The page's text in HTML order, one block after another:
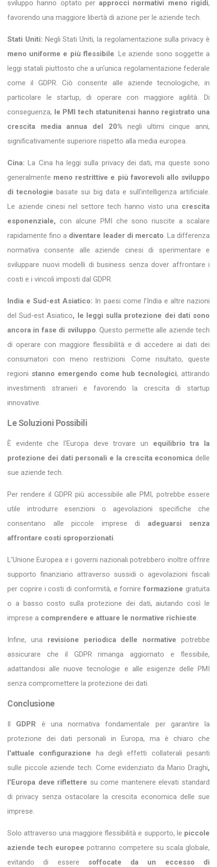
sviluppo hanno optato perapprocci normativi meno rigidi,
favorendo una maggiore libertà di azione per le aziende tech.
Stati Uniti: Negli Stati Uniti, la regolamentazione sulla privacy è
meno uniforme e più flessibile. Le aziende sono soggette a
leggi statali piuttosto che a un'unica regolamentazione federale
come il GDPR. Ciò consente alle aziende tecnologiche, in
particolare le startup, di operare con maggiore agilità. Di
conseguenza, le PMI tech statunitensi hanno registrato una
crescita media annua del 20% negli ultimi cinque anni,
significativamente superiore rispetto alla media europea.
Cina:La Cina ha leggi sulla privacy dei dati, ma queste sono
generalmente meno restrittive e più favorevoli allo sviluppo
di tecnologie basate sui big data e sull'intelligenza artificiale.
Le aziende cinesi nel settore tech hanno visto una crescita
esponenziale, con alcune PMI che sono riuscite a scalare
rapidamente fino a diventare leader di mercato. La differenza
normativa consente alle aziende cinesi di sperimentare e
sviluppare nuovi modelli di business senza dover affrontare i
costi e i vincoli imposti dal GDPR.
India e Sud-est Asiatico: In paesi come l’India e altre nazioni
del Sud-est Asiatico, le leggi sulla protezione dei dati sono
ancora in fase di sviluppo. Questo permette alle aziende tech
di operare con maggiore flessibilità e di accedere ai dati dei
consumatori con meno restrizioni. Come risultato, queste
regioni stanno emergendo come hub tecnologici, attirando
investimenti stranieri e favorendo la crescita di startup
innovative.
Le Soluzioni Possibili
È evidente che l'Europa deve trovare un equilibrio tra la
protezione dei dati personali e la crescita economica delle
sue aziende tech.
Per rendere il GDPR più accessibile alle PMI, potrebbe essere
utile introdurre esenzioni o agevolazioni specifiche che
consentano alle piccole imprese di adeguarsi senza
affrontare costi sproporzionati.
L'Unione Europea e i governi nazionali potrebbero inoltre offrire
supporto finanziario attraverso sussidi o agevolazioni fiscali
per coprire i costi di conformità, e fornireformazione gratuita
o a basso costo sulla protezione dei dati, aiutando così le
imprese a comprendere e attuare le normative richieste.
Infine, una revisione periodica delle normative potrebbe
assicurare che il GDPR rimanga aggiornato e flessibile,
adattandosi alle nuove tecnologie e alle esigenze delle PMI
senza compromettere la protezione dei dati.
Conclusione
Il GDPR è una normativa fondamentale per garantire la
protezione dei dati personali in Europa, ma è chiaro che
l'attuale configurazione ha degli effetti collaterali pesanti
sulle piccole aziende tech. Come evidenziato da Mario Draghi,
l'Europa deve riflettere su come mantenere elevati standard
di privacy senza ostacolare la crescita economica delle sue
imprese.
Solo attraverso una maggiore flessibilità e supporto, le piccole
aziende tech europee potranno competere su scala globale,
evitando di essere soffocate da un eccesso di